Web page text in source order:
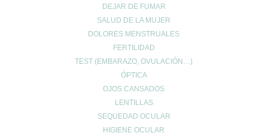
DEJAR DE FUMAR
SALUD DE LA MUJER
DOLORES MENSTRUALES
FERTILIDAD
TEST (EMBARAZO, OVULACIÓN…)
ÓPTICA
OJOS CANSADOS
LENTILLAS
SEQUEDAD OCULAR
HIGIENE OCULAR
Síguenos en las
Redes Sociales
© 2024 FARMACIA ROMERO CB